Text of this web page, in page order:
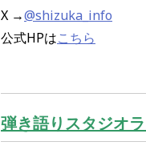
X →@shizuka_info
公式HPはこちら
弾き語りスタジオ